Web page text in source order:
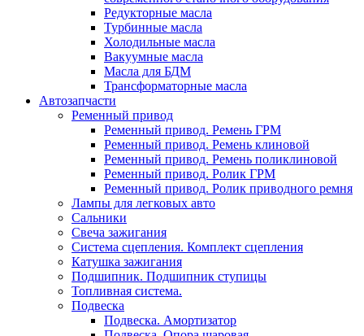
Редукторные масла
Турбинные масла
Холодильные масла
Вакуумные масла
Масла для БДМ
Трансформаторные масла
Автозапчасти
Ременный привод
Ременный привод. Ремень ГРМ
Ременный привод. Ремень клиновой
Ременный привод. Ремень поликлиновой
Ременный привод. Ролик ГРМ
Ременный привод. Ролик приводного ремня
Лампы для легковых авто
Сальники
Свеча зажигания
Система сцепления. Комплект сцепления
Катушка зажигания
Подшипник. Подшипник ступицы
Топливная система.
Подвеска
Подвеска. Амортизатор